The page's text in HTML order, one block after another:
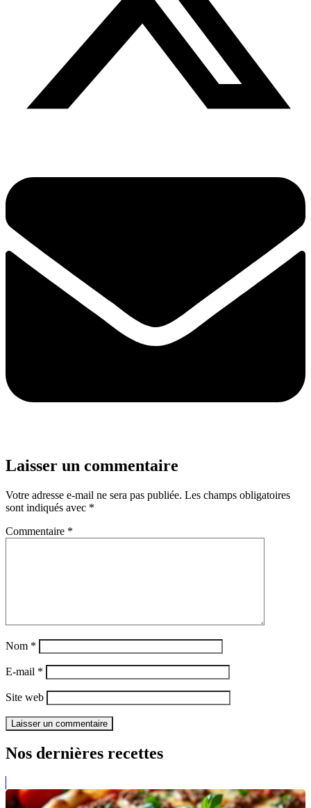
Laisser un commentaire
Votre adresse e-mail ne sera pas publiée. Les champs obligatoires
sont indiqués avec *
Commentaire *
Nom *
E-mail *
Site web
Nos dernières recettes